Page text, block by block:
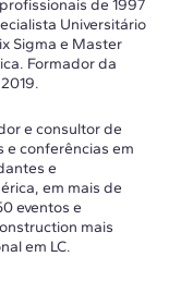
de 1997
Universitário
Sigma e Master
Formador da
e consultor de
e conferências em
e
em mais de
eventos e
mais
em LC.